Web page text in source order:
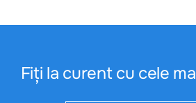
Fiți la curent cu cele